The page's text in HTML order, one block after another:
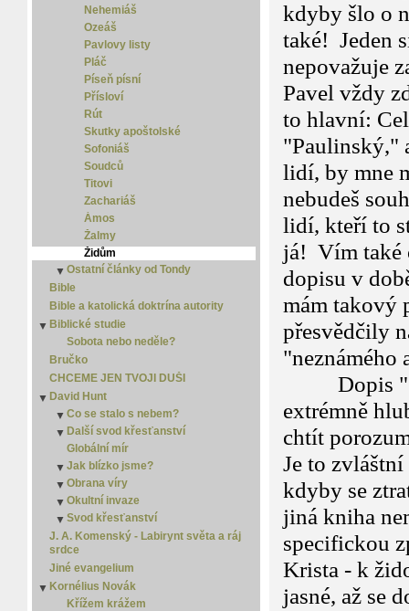
Nehemiáš
Ozeáš
Pavlovy listy
Pláč
Píseň písní
Přísloví
Rút
Skutky apoštolské
Sofoniáš
Soudců
Titovi
Zachariáš
Ámos
Žalmy
Židům
▼ Ostatní články od Tondy
Islám
Jediná cesta
Jidáš Iškariotský
Jistota
Kdo odvalil kámen?
Kterou?
Moudrost
New Age
Náboženství versus křesťanství
Osamělý spasitel
Porozumět slovu
Smrt
Spása je zadarmo
Zlý sen
Bible
Bible a katolická doktrína autority
▼ Biblické studie
Sobota nebo neděle?
Bručko
CHCEME JEN TVOJI DUŠI
▼ David Hunt
▼ Co se stalo s nebem?
Co se stalo s nebem? - 2
Co se stalo s nebem? - 3
Co se stalo s nebem? - 4
▼ Další svod křesťanství
Další svod křesťanství 2
Další svod křesťanství 3
Globální mír
▼ Jak blízko jsme?
Jak blízko jsme? 2
Jak blízko jsme? 3
Jak blízko jsme? 4
Jak blízko jsme? 5
▼ Obrana víry
Obrana víry 2
Obrana víry 3
▼ Okultní invaze
▼Okultní invaze 2
Okultní invaze 3
▼ Svod křesťanství
Svod křesťanství 2
J. A. Komenský - Labirynt světa a ráj
srdce
Jiné evangelium
▼ Kornélius Novák
Křížem krážem
kdyby šlo o
také! Jeden
nepovažuje
Pavel vždy
to hlavní:
"Paulinský,"
lidí, by mne
nebudeš
lidí, kteří to
já! Vím také
dopisu v
mám takový
přesvědčily
"neznámého
Dopis
extrémně
chtít
Je to
kdyby se
jiná kniha
specifickou
Krista - k
jasné, až se